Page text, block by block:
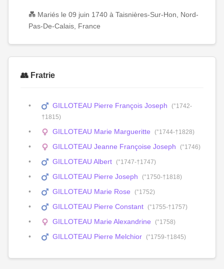
💑 Mariés le 09 juin 1740 à Taisnières-Sur-Hon, Nord-
Pas-De-Calais, France
👥 Fratrie
GILLOTEAU Pierre François Joseph
(°1742-
†1815)
GILLOTEAU Marie Margueritte (°1744-†1828)
GILLOTEAU Jeanne Françoise Joseph (°1746)
GILLOTEAU Albert (°1747-†1747)
GILLOTEAU Pierre Joseph (°1750-†1818)
GILLOTEAU Marie Rose (°1752)
GILLOTEAU Pierre Constant (°1755-†1757)
GILLOTEAU Marie Alexandrine (°1758)
GILLOTEAU Pierre Melchior (°1759-†1845)